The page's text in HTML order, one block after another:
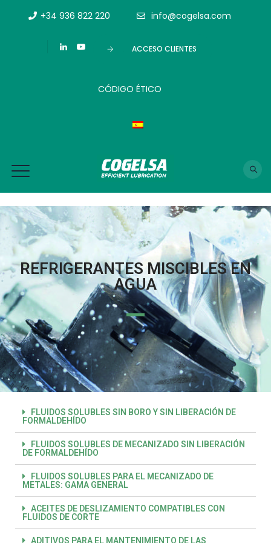
+34 936 822 220 info@cogelsa.com
ACCESO CLIENTES
CÓDIGO ÉTICO
REFRIGERANTES MISCIBLES EN
AGUA
FLUIDOS SOLUBLES SIN BORO Y SIN LIBERACIÓN DE
FORMALDEHÍDO
FLUIDOS SOLUBLES DE MECANIZADO SIN LIBERACIÓN
DE FORMALDEHÍDO
FLUIDOS SOLUBLES PARA EL MECANIZADO DE
METALES: GAMA GENERAL
ACEITES DE DESLIZAMIENTO COMPATIBLES CON
FLUIDOS DE CORTE
ADITIVOS PARA EL MANTENIMIENTO DE LAS